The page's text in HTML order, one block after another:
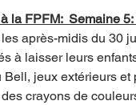
la FPFM:  Semaine
après-midis du 30
à laisser leurs
jeux extérieurs et
crayons de